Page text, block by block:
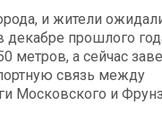
и жители
декабре прошлого
метров, а сейчас
связь между
Московского и